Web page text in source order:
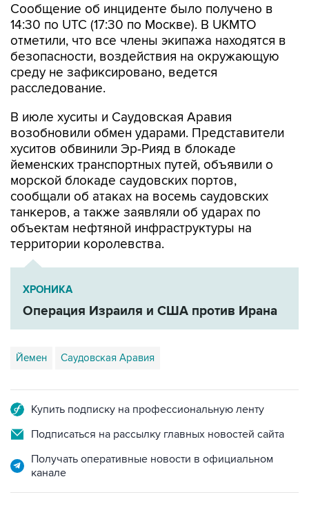
Сообщение об инциденте было получено в
14:30 по UTC (17:30 по Москве). В UKMTO
отметили, что все члены экипажа находятся в
безопасности, воздействия на окружающую
среду не зафиксировано, ведется
расследование.
В июле хуситы и Саудовская Аравия
возобновили обмен ударами. Представители
хуситов обвинили Эр-Рияд в блокаде
йеменских транспортных путей, объявили о
морской блокаде саудовских портов,
сообщали об атаках на восемь саудовских
танкеров, а также заявляли об ударах по
объектам нефтяной инфраструктуры на
территории королевства.
ХРОНИКА
Операция Израиля и США против Ирана
Йемен Саудовская Аравия
Купить подписку на профессиональную ленту
Подписаться на рассылку главных новостей сайта
Получать оперативные новости в официальном
канале